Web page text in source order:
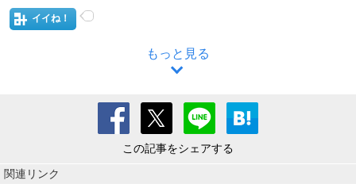
イイね！
もっと見る
この記事をシェアする
関連リンク